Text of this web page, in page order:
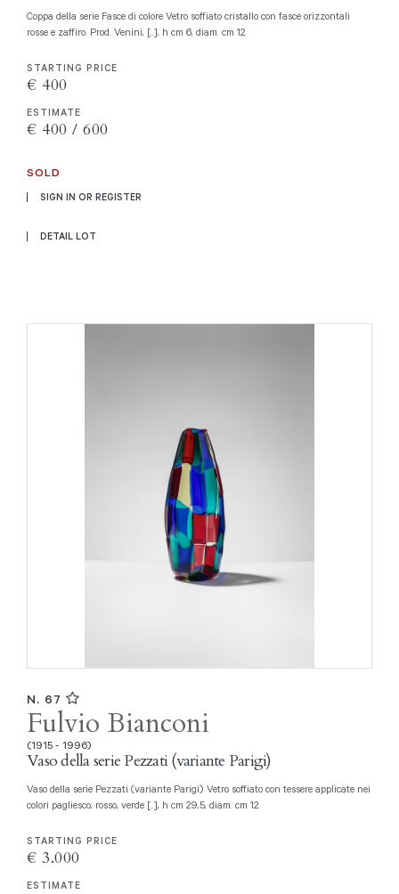
Coppa della serie Fasce di colore Vetro soffiato cristallo con fasce orizzontali
rosse e zaffiro. Prod. Venini, [..], h cm 6, diam. cm 12
STARTING PRICE
€ 400
ESTIMATE
€ 400 / 600
SOLD
SIGN IN OR REGISTER
DETAIL LOT
N. 67
Fulvio Bianconi
(1915 - 1996)
Vaso della serie Pezzati (variante Parigi)
Vaso della serie Pezzati (variante Parigi) Vetro soffiato con tessere applicate nei
colori pagliesco, rosso, verde [..], h cm 29,5, diam. cm 12
STARTING PRICE
€ 3.000
ESTIMATE